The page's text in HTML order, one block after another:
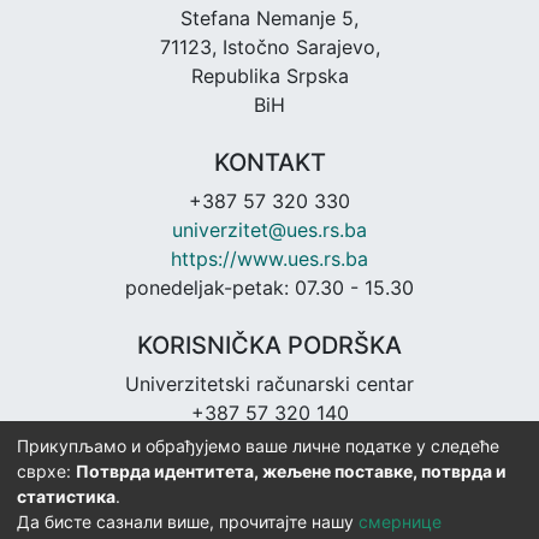
Stefana Nemanje 5,
71123, Istočno Sarajevo,
Republika Srpska
BiH
KONTAKT
+387 57 320 330
univerzitet@ues.rs.ba
https://www.ues.rs.ba
ponedeljak-petak: 07.30 - 15.30
KORISNIČKA PODRŠKA
Univerzitetski računarski centar
+387 57 320 140
urc@ues.rs.ba
https://urc.ues.rs.ba
Прикупљамо и обрађујемо ваше личне податке у следеће
сврхе: Потврда идентитета, жељене поставке, потврда и
статистика.
Да бисте сазнали више, прочитајте нашу смернице